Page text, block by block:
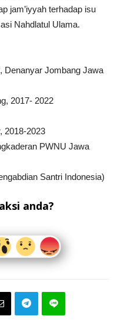
jam’iyyah terhadap isu
Nahdlatul Ulama.
Denanyar Jombang Jawa
2017- 2022
2018-2023
PWNU Jawa
Santri Indonesia)
anda?